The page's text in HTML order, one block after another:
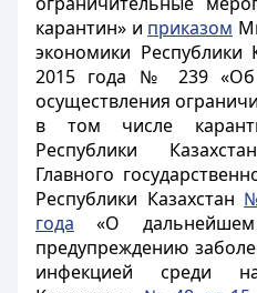
карантин» и приказом
экономики Республики
2015 года № 239 «Об
осуществления
в том числе
Республики
Главного
Республики Казахстан
года «О
предупреждению
инфекцией среди